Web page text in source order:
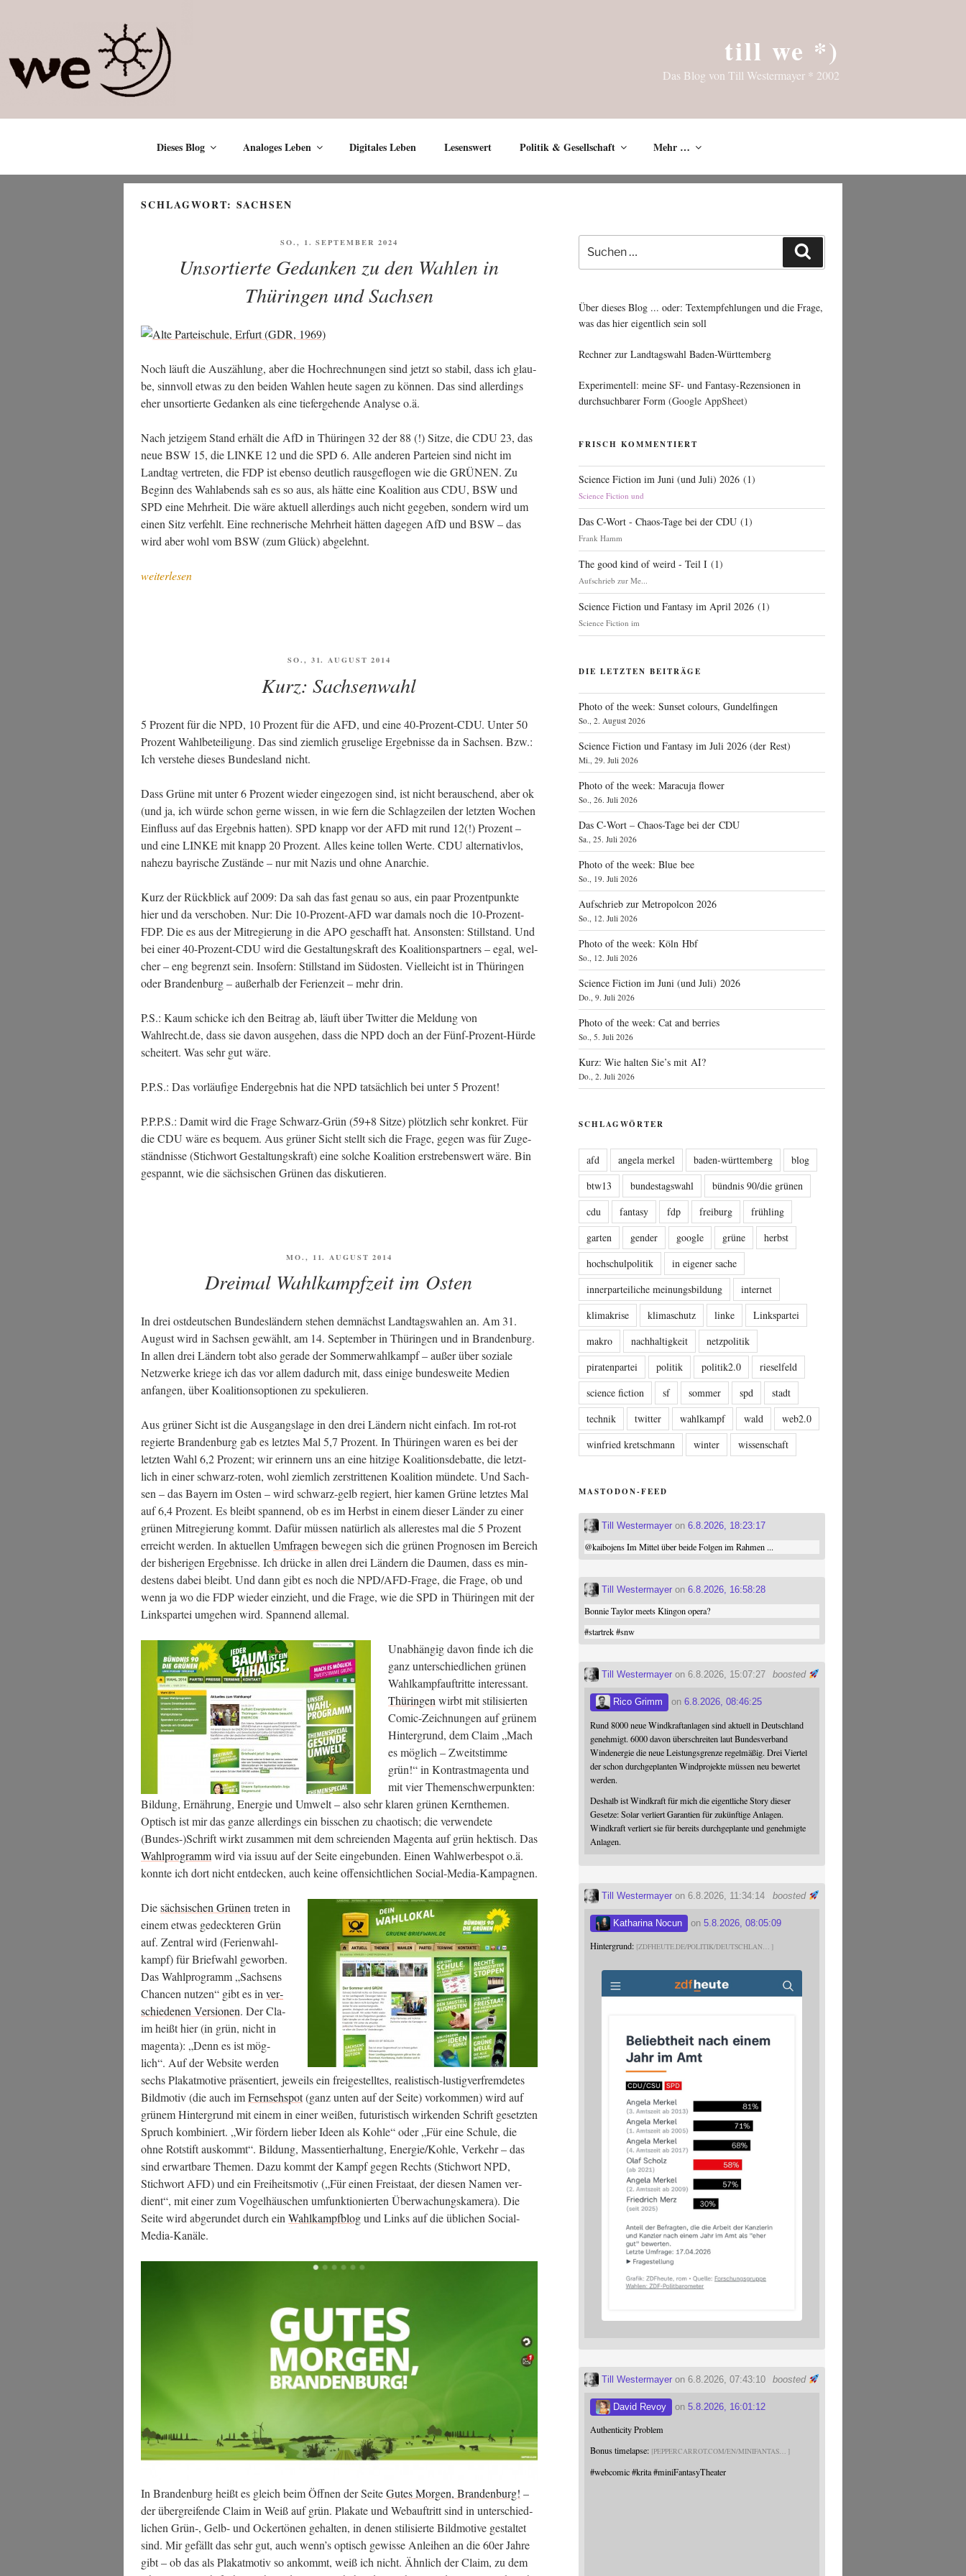
till we *)
Das Blog von Till Westermayer * 2002
Dieses Blog Analoges Leben Digitales Leben Lesenswert Politik & Gesellschaft Mehr …
SCHLAGWORT: SACHSEN
VERÖFFENTLICHT
SO., 1. SEPTEMBER 2024
Unsortierte Gedanken zu den Wahlen in
Thüringen und Sachsen
Noch läuft die Aus­zäh­lung, aber die Hoch­rech­nun­gen sind jetzt so sta­bil, dass ich glau­
be, sinn­voll etwas zu den bei­den Wah­len heu­te sagen zu kön­nen. Das sind aller­dings
eher unsor­tier­te Gedan­ken als eine tie­fer­ge­hen­de Ana­ly­se o.ä.
Nach jet­zi­gem Stand erhält die AfD in Thü­rin­gen 32 der 88 (!) Sit­ze, die CDU 23, das
neue BSW 15, die LINKE 12 und die SPD 6. Alle ande­ren Par­tei­en sind nicht im
Land­tag ver­tre­ten, die FDP ist eben­so deut­lich raus­ge­flo­gen wie die GRÜNEN. Zu
Beginn des Wahl­abends sah es so aus, als hät­te eine Koali­ti­on aus CDU, BSW und
SPD eine Mehr­heit. Die wäre aktu­ell aller­dings auch nicht gege­ben, son­dern wird um
einen Sitz ver­fehlt. Eine rech­ne­ri­sche Mehr­heit hät­ten dage­gen AfD und BSW – das
wird aber wohl vom BSW (zum Glück) abgelehnt.
„Unsor­
in
Thü­
rin­
und
Sach­
sen“
weiterlesen
VERÖFFENTLICHT
SO., 31. AUGUST 2014
Kurz: Sachsenwahl
5 Pro­zent für die NPD, 10 Pro­zent für die AFD, und eine 40-Pro­zent-CDU. Unter 50
Pro­zent Wahl­be­tei­li­gung. Das sind ziem­lich gru­se­li­ge Ergeb­nis­se da in Sach­sen. Bzw.:
Ich ver­ste­he die­ses Bun­des­land nicht.
Dass Grü­ne mit unter 6 Pro­zent wie­der ein­ge­zo­gen sind, ist nicht berau­schend, aber ok
(und ja, ich wür­de schon ger­ne wis­sen, in wie fern die Schlag­zei­len der letz­ten Wochen
Ein­fluss auf das Ergeb­nis hat­ten). SPD knapp vor der AFD mit rund 12(!) Pro­zent –
und eine LINKE mit knapp 20 Pro­zent. Alles kei­ne tol­len Wer­te. CDU alter­na­tiv­los,
nahe­zu bay­ri­sche Zustän­de – nur mit Nazis und ohne Anarchie.
Kurz der Rück­blick auf 2009: Da sah das fast genau so aus, ein paar Pro­zent­punk­te
hier und da ver­scho­ben. Nur: Die 10-Pro­zent-AFD war damals noch die 10-Pro­zent-
FDP. Die es aus der Mit­re­gie­rung in die APO geschafft hat. Ansons­ten: Still­stand. Und
bei einer 40-Pro­zent-CDU wird die Gestal­tungs­kraft des Koali­ti­ons­part­ners – egal, wel­
cher – eng begrenzt sein. Inso­fern: Still­stand im Süd­os­ten. Viel­leicht ist in Thü­rin­gen
oder Bran­den­burg – außer­halb der Feri­en­zeit – mehr drin.
P.S.: Kaum schi­cke ich den Bei­trag ab, läuft über Twit­ter die Mel­dung von
Wahlrecht.de, dass sie davon aus­ge­hen, dass die NPD doch an der Fünf-Pro­zent-Hür­de
schei­tert. Was sehr gut wäre.
P.P.S.: Das vor­läu­fi­ge End­ergeb­nis hat die NPD tat­säch­lich bei unter 5 Prozent!
P.P.P.S.: Damit wird die Fra­ge Schwarz-Grün (59+8 Sit­ze) plötz­lich sehr kon­kret. Für
die CDU wäre es bequem. Aus grü­ner Sicht stellt sich die Fra­ge, gegen was für Zuge­
ständ­nis­se (Stich­wort Gestal­tungs­kraft) eine sol­che Koali­ti­on erstre­bens­wert wäre. Bin
gespannt, wie die säch­si­schen Grü­nen das diskutieren.
VERÖFFENTLICHT
MO., 11. AUGUST 2014
Dreimal Wahlkampfzeit im Osten
In drei ost­deut­schen Bun­des­län­dern ste­hen dem­nächst Land­tags­wah­len an. Am 31.
August wird in Sach­sen gewählt, am 14. Sep­tem­ber in Thü­rin­gen und in Bran­den­burg.
In allen drei Län­dern tobt also gera­de der Som­mer­wahl­kampf – außer über sozia­le
Netz­wer­ke krie­ge ich das vor allem dadurch mit, dass eini­ge bun­des­wei­te Medi­en
anfan­gen, über Koali­ti­ons­op­tio­nen zu spekulieren.
Aus grü­ner Sicht ist die Aus­gangs­la­ge in den drei Län­dern nicht ein­fach. Im rot-rot
regier­te Bran­den­burg gab es letz­tes Mal 5,7 Pro­zent. In Thü­rin­gen waren es bei der
letz­ten Wahl 6,2 Pro­zent; wir erin­nern uns an eine hit­zi­ge Koali­ti­ons­de­bat­te, die letzt­
lich in einer schwarz-roten, wohl ziem­lich zer­strit­te­nen Koali­ti­on mün­de­te. Und Sach­
sen – das Bay­ern im Osten – wird schwarz-gelb regiert, hier kamen Grü­ne letz­tes Mal
auf 6,4 Pro­zent. Es bleibt span­nend, ob es im Herbst in einem die­ser Län­der zu einer
grü­nen Mit­re­gie­rung kommt. Dafür müs­sen natür­lich als alle­r­es­tes mal die 5 Pro­zent
erreicht wer­den. In aktu­el­lenUmfra­genbewe­gen sich die grü­nen Pro­gno­sen im Bereich
der bis­he­ri­gen Ergeb­nis­se. Ich drü­cke in allen drei Län­dern die Dau­men, dass es min­
des­tens dabei bleibt. Und dann gibt es noch die NPD/AFD-Fra­ge, die Fra­ge, ob und
wenn ja wo die FDP wie­der ein­zieht, und die Fra­ge, wie die SPD in Thü­rin­gen mit der
Links­par­tei umge­hen wird. Span­nend allemal.
Unab­hän­gig davon fin­de ich die
ganz unter­schied­li­chen grü­nen
Wahl­kampf­auf­trit­te inter­es­sant.
Thü­rin­genwirbt mit sti­li­sier­ten
Comic-Zeich­nun­gen auf grü­nem
Hin­ter­grund, dem Cla­im „Mach
es mög­lich – Zweit­stim­me
grün!“ in Kon­trast­ma­gen­ta und
mit vier The­men­schwer­punk­ten:
Bil­dung, Ernäh­rung, Ener­gie und Umwelt – also sehr kla­ren grü­nen Kern­the­men.
Optisch ist mir das gan­ze aller­dings ein biss­chen zu chao­tisch; die ver­wen­de­te
(Bundes-)Schrift wirkt zusam­men mit dem schrei­en­den Magen­ta auf grün hek­tisch. Das
Wahl­pro­grammwird via issuu auf der Sei­te ein­ge­bun­den. Einen Wahl­wer­be­spot o.ä.
konn­te ich dort nicht ent­de­cken, auch kei­ne offen­sicht­li­chen Social-Media-Kampagnen.
Diesäch­si­schen Grü­nentre­ten in
einem etwas gedeck­te­ren Grün
auf. Zen­tral wird (Feri­en­wahl­
kampf) für Brief­wahl gewor­ben.
Das Wahl­pro­gramm „Sach­sens
Chan­cen nut­zen“ gibt es inver­
schie­de­nen Ver­sio­nen. Der Cla­
im heißt hier (in grün, nicht in
magen­ta): „Denn es ist mög­
lich“. Auf der Web­site wer­den
sechs Pla­kat­mo­ti­ve prä­sen­tiert, jeweils ein frei­ge­stell­tes, rea­lis­tisch-lus­tig­ver­frem­de­tes
Bild­mo­tiv (die auch imFern­seh­spot(ganz unten auf der Sei­te) vor­kom­men) wird auf
grü­nem Hin­ter­grund mit einem in einer wei­ßen, futu­ris­tisch wir­ken­den Schrift gesetz­ten
Spruch kom­bi­niert. „Wir för­dern lie­ber Ideen als Koh­le“ oder „Für eine Schu­le, die
ohne Rot­stift aus­kommt“. Bil­dung, Mas­sen­tier­hal­tung, Energie/Kohle, Ver­kehr – das
sind erwart­ba­re The­men. Dazu kommt der Kampf gegen Rechts (Stich­wort NPD,
Stich­wort AFD) und ein Frei­heits­mo­tiv („Für einen Frei­staat, der die­sen Namen ver­
dient“, mit einer zum Vogel­häus­chen umfunk­tio­nier­ten Über­wa­chungs­ka­me­ra). Die
Sei­te wird abge­run­det durch einWahl­kampf­blogund Links auf die übli­chen Social-
Media-Kanäle.
In Bran­den­burg heißt es gleich beim Öff­nen der Sei­teGutes Mor­gen, Bran­den­burg! –
der über­grei­fen­de Cla­im in Weiß auf grün. Pla­ka­te und Web­auf­tritt sind in unter­schied­
li­chen Grün‑, Gelb- und Ocker­tö­nen gehal­ten, in denen sti­li­sier­te Bild­mo­ti­ve gestal­tet
sind. Mir gefällt das sehr gut, auch wenn’s optisch gewis­se Anlei­hen an die 60er Jah­re
gibt – ob das als Pla­kat­mo­tiv so ankommt, weiß ich nicht. Ähn­lich der Cla­im, zu dem
Suche
nach:
Über dieses Blog ... oder: Textempfehlungen und die Frage,
was das hier eigentlich sein soll
Rechner zur Landtagswahl Baden-Württemberg
Experimentell: meine SF- und Fantasy-Rezensionen in
durchsuchbarer Form (Google AppSheet)
FRISCH KOMMENTIERT
Science Fiction im Juni (und Juli) 2026 (1)
Science Fiction und
Das C-Wort - Chaos-Tage bei der CDU (1)
Frank Hamm
The good kind of weird - Teil I (1)
Aufschrieb zur Me...
Science Fiction und Fantasy im April 2026 (1)
Science Fiction im
DIE LETZTEN BEITRÄGE
Photo of the week: Sunset colours, Gundelfingen
So., 2. August 2026
Science Fiction und Fantasy im Juli 2026 (der Rest)
Mi., 29. Juli 2026
Photo of the week: Maracuja flower
So., 26. Juli 2026
Das C‑Wort – Chaos-Tage bei der CDU
Sa., 25. Juli 2026
Photo of the week: Blue bee
So., 19. Juli 2026
Aufschrieb zur Metropolcon 2026
So., 12. Juli 2026
Photo of the week: Köln Hbf
So., 12. Juli 2026
Science Fiction im Juni (und Juli) 2026
Do., 9. Juli 2026
Photo of the week: Cat and berries
So., 5. Juli 2026
Kurz: Wie halten Sie’s mit AI?
Do., 2. Juli 2026
SCHLAGWÖRTER
afd angela merkel baden-württemberg
blog
btw13
bundestagswahl
bündnis 90/die grünen
cdu
fantasy fdp freiburg
frühling
garten
gender google grüne
herbst
hochschulpolitik
in eigener sache
innerparteiliche meinungsbildung
internet
klimakrise
klimaschutz linke
Linkspartei
makro
nachhaltigkeit
netzpolitik
piratenpartei
politik politik2.0
rieselfeld
science fiction
sf sommer spd
stadt
technik
twitter wahlkampf wald
web2.0
winfried kretschmann
winter wissenschaft
MASTODON-FEED
Till Westermayer on6.8.2026, 18:23:17
@kaibojensIm Mittel über beide Folgen im Rahmen ...
Till Westermayer on6.8.2026, 16:58:28
Bonnie Taylor meets Klingon opera?
#startrek #snw
boosted
Till Westermayer on 6.8.2026, 15:07:27
Rico Grimm on6.8.2026, 08:46:25
Rund 8000 neue Windkraftanlagen sind aktuell in Deutschland
genehmigt. 6000 davon überschreiten laut Bundesverband
Windenergie die neue Leistungsgrenze regelmäßig. Drei Viertel
der schon durchgeplanten Windprojekte müssen neu bewertet
werden.
Deshalb ist Windkraft für mich die eigentliche Story dieser
Gesetze: Solar verliert Garantien für zukünftige Anlagen.
Windkraft verliert sie für bereits durchgeplante und genehmigte
Anlagen.
boosted
Till Westermayer on 6.8.2026, 11:34:14
Katharina Nocun on5.8.2026, 08:05:09
Hintergrund: ZDFHEUTE.DE/POLITIK/DEUTSCHLAN
boosted
Till Westermayer on 6.8.2026, 07:43:10
David Revoy on5.8.2026, 16:01:12
Authenticity Problem
Bonus timelapse: PEPPERCARROT.COM/EN/MINIFANTAS
#webcomic #krita#miniFantasyTheater